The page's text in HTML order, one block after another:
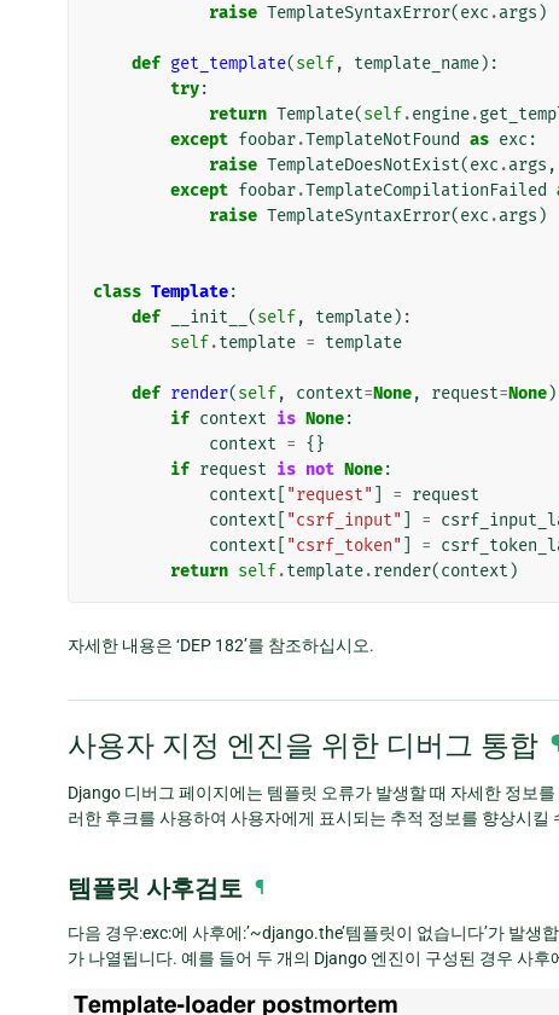
raise TemplateSyntaxError(exc .args )
def get_template(self, template_name):
try:
return Template(self.engine.
except foobar.TemplateNotFound as exc :
raise TemplateDoesNotExist(exc .args ,
except foobar.TemplateCompilationFailed
raise TemplateSyntaxError(exc .args )
class Template:
def
__init__ (self, template):
self.template = template
def render(self, context=None, request=None
if context is None:
context = {}
if request is not None:
context
"request" = request
context
"csrf_input" =
context
"csrf_token" =
return self.template.render(context )
자세한 내용은 ‘DEP 182’를 참조하십시오.
사용자 지정 엔진을 위한 디버그 통합 ¶
Django 디버그 페이지에는 템플릿 오류가 발생할 때 자세한 정보
러한 후크를 사용하여 사용자에게 표시되는 추적 정보를 향상시
템플릿 사후검토 ¶
다음 경우:exc:에 사후에:’~django.the’템플릿이 없습니다’가 발
가 나열됩니다. 예를 들어 두 개의 Django 엔진이 구성된 경우 사후